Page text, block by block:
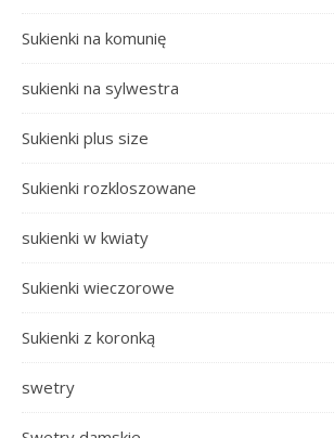
Sukienki na komunię
sukienki na sylwestra
Sukienki plus size
Sukienki rozkloszowane
sukienki w kwiaty
Sukienki wieczorowe
Sukienki z koronką
swetry